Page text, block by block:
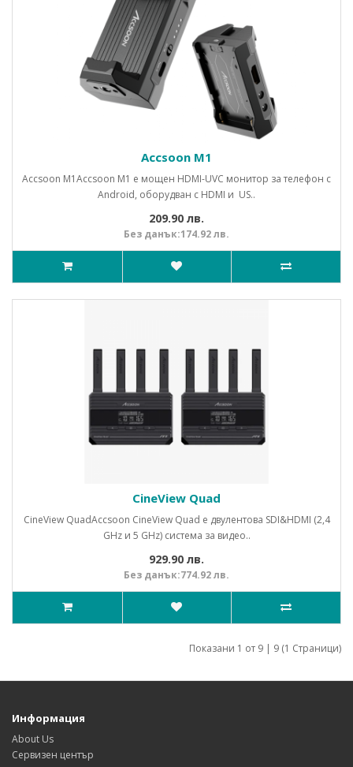
Accsoon M1
Accsoon M1Accsoon M1 е мощен HDMI-UVC монитор за телефон с
Android, оборудван с HDMI и US..
209.90 лв.
Без данък:174.92 лв.
CineView Quad
CineView QuadAccsoon CineView Quad е двулентова SDI&HDMI (2,4
GHz и 5 GHz) система за видео..
929.90 лв.
Без данък:774.92 лв.
Показани 1 от 9 | 9 (1 Страници)
Информация
About Us
Сервизен център